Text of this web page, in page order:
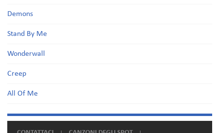
Demons
Stand By Me
Wonderwall
Creep
All Of Me